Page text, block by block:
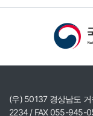
(우) 50137 경상남도
2234 / FAX 055-945-